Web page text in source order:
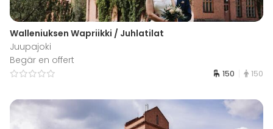
Walleniuksen Wapriikki / Juhlatilat
Juupajoki
Begär en offert
150 150